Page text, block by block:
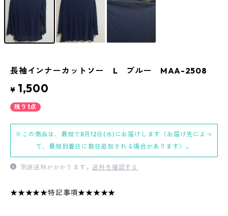
長袖インナーカットソー L ブルー MAA-2508
¥ 1,500
残り1点
※この商品は、最短で8月12日(水)にお届けします（お届け先によっ
て、最短到着日に数日追加される場合があります）。
別途送料がかかります。送料を確認する
★★★★★特記事項★★★★★